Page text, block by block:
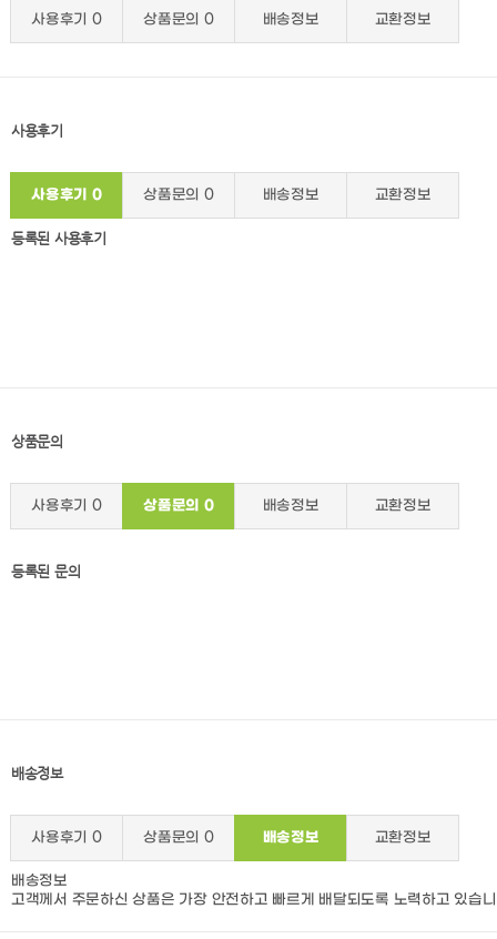
사용후기 0 상품문의 0 배송정보 교환정보
사용후기
사용후기 0 상품문의 0 배송정보 교환정보
등록된 사용후기
상품문의
사용후기 0 상품문의 0 배송정보 교환정보
등록된 문의
배송정보
사용후기 0 상품문의 0 배송정보 교환정보
배송정보
고객께서 주문하신 상품은 가장 안전하고 빠르게 배달되도록 노력하고 있습